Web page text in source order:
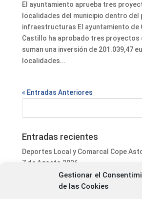
Gestionar el
de las Cookies
El ayuntamiento aprueba tres
localidades del municipio dentro del
infraestructuras El ayuntamiento de
Castillo ha aprobado tres proyectos
suman una inversión de 201.039,47
localidades...
« Entradas Anteriores
Entradas recientes
Deportes Local y Comarcal Cope
7 de Agosto 2026
Informativo Mediodía Cope Astorga
Agosto 2026